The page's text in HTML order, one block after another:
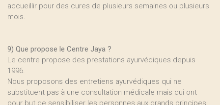
accueillir pour des cures de plusieurs semaines ou plusieurs
mois.
9) Que propose le Centre Jaya ?
Le centre propose des prestations ayurvédiques depuis
1996.
Nous proposons des entretiens ayurvédiques qui ne
substituent pas à une consultation médicale mais qui ont
pour but de sensibiliser les personnes aux grands principes